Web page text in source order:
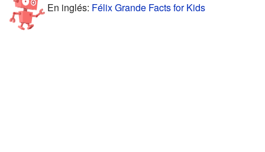
En inglés: Félix Grande Facts for Kids